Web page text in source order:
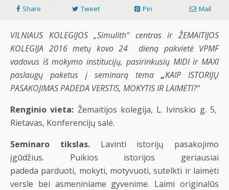
Share Tweet Pin Mail
VILNIAUS KOLEGIJOS „Simulith“ centras irŽEMAITIJOS
KOLEGIJA 2016 metų kovo 24 dieną pakvietė VPMF
vadovus iš mokymo institucijų, pasirinkusių MIDI ir MAXI
paslaugų paketus į seminarą tema „KAIP ISTORIJŲ
PASAKOJIMAS PADEDA VERSTIS, MOKYTIS IR LAIMĖTI?“
Renginio vieta: Žemaitijos kolegija, L. Ivinskio g. 5,
Rietavas, Konferencijų salė.
Seminaro tikslas. Lavinti istorijų pasakojimo
įgūdžius. Puikios istorijos geriausiai
padeda parduoti, mokyti, motyvuoti, sutelkti ir laimėti
versle bei asmeniniame gyvenime. Laimi originalūs